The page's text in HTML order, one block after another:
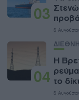
03
8
04
ΔΙΕΘΝΗ
Η
το
8